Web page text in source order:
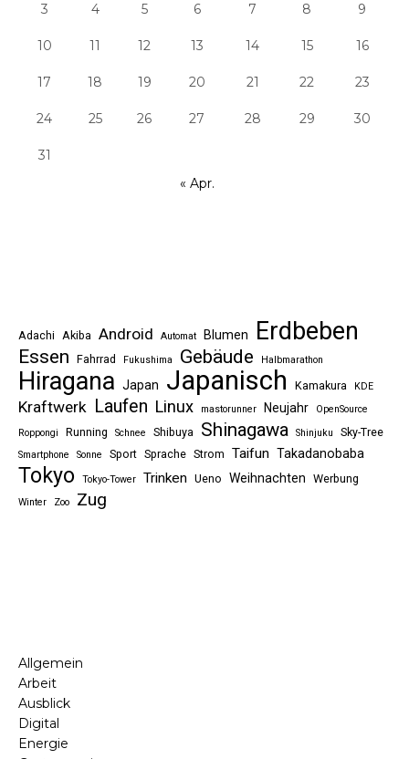
3 4 5 6 7 8 9
10 11 12 13 14 15 16
17 18 19 20 21 22 23
24 25 26 27 28 29 30
31
« Apr.
Adachi Akiba Android Automat Blumen Erdbeben
Essen Fahrrad Fukushima Gebäude Halbmarathon
Hiragana Japan Japanisch Kamakura KDE
Kraftwerk Laufen Linux mastorunner Neujahr
OpenSource
Roppongi
Running Schnee Shibuya Shinagawa Shinjuku Sky-Tree
Smartphone Sonne Sport Sprache Strom Taifun Takadanobaba
Tokyo Tokyo-Tower Trinken Ueno Weihnachten Werbung
Winter Zoo Zug
Allgemein
Arbeit
Ausblick
Digital
Energie